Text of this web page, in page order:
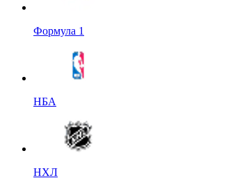
Формула 1
НБА
НХЛ